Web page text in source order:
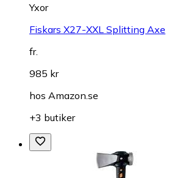
Yxor
Fiskars X27-XXL Splitting Axe
fr.
985 kr
hos Amazon.se
+3 butiker